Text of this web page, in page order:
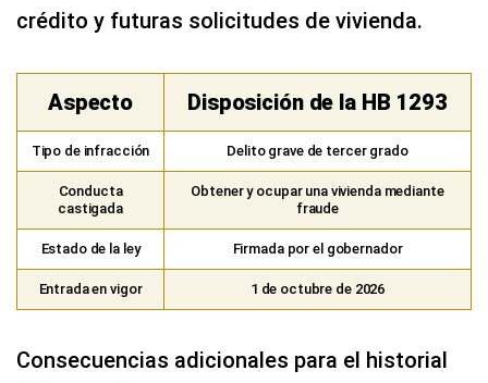
crédito y futuras solicitudes de vivienda.
Aspecto Disposición de la HB 1293
Tipo de infracción Delito grave de tercer grado
Conducta
castigada
Obtener y ocupar una vivienda mediante
fraude
Estado de la ley Firmada por el gobernador
Entrada en vigor 1 de octubre de 2026
Consecuencias adicionales para el historial